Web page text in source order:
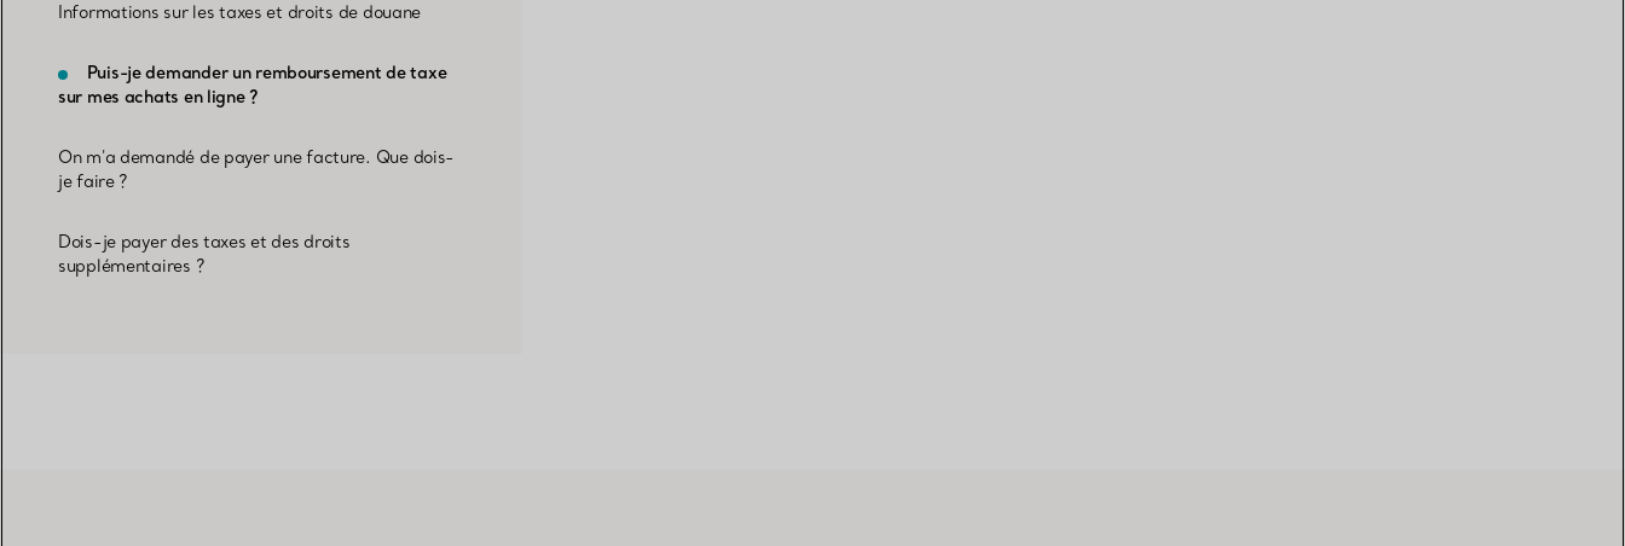
Informations sur les taxes et droits de douane
Puis-je demander un remboursement de taxe
sur mes achats en ligne ?
On m'a demandé de payer une facture. Que dois-
je faire ?
Dois-je payer des taxes et des droits
supplémentaires ?